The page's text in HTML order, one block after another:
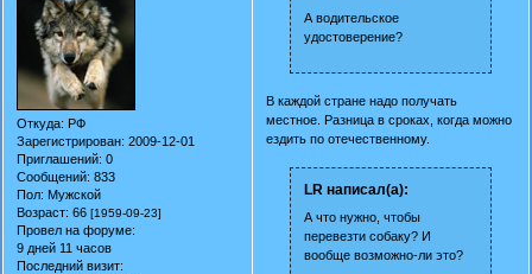
Откуда: РФ
Зарегистрирован: 2009-12-01
Приглашений: 0
Сообщений: 833
Пол: Мужской
Возраст: 66[1959-09-23]
Провел на форуме:
9 дней 11 часов
Последний визит:
А водительское
удостоверение?
В каждой стране надо получать
местное. Разница в сроках, когда можно
ездить по отечественному.
LR написал(а):
А что нужно, чтобы
перевезти собаку? И
вообще возможно-ли это?